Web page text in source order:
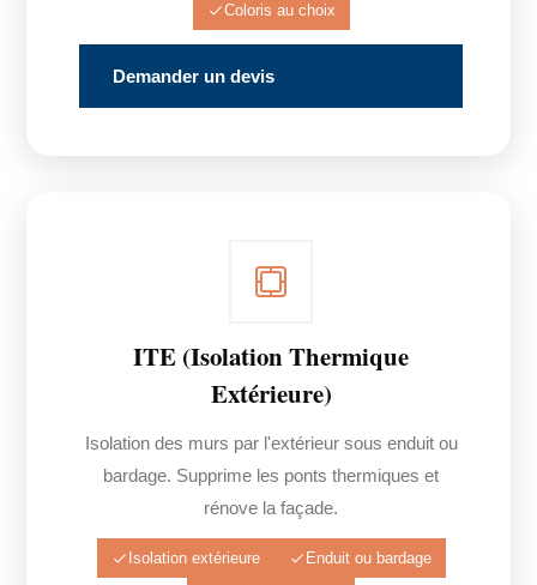
Coloris au choix
Demander un devis
ITE (Isolation Thermique
Extérieure)
Isolation des murs par l'extérieur sous enduit ou
bardage. Supprime les ponts thermiques et
rénove la façade.
Isolation extérieure Enduit ou bardage